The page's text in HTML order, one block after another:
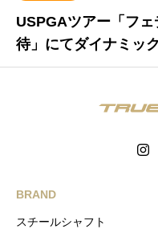
USPGAツアー「フ
待」にてダイナミッ
で今季２勝、通算10
BRAND
スチールシャフト